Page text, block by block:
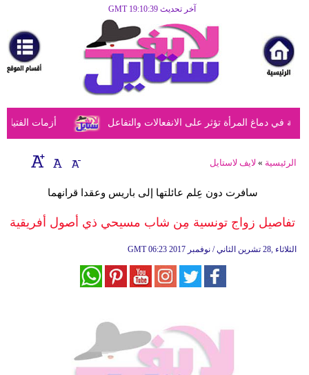
آخر تحديث GMT 19:10:39
مرأة
أزياء
أزياء
إسلامية
صحة
أزمات الفتيات دماغ المرأة تؤثر على الانفعالات والتفاعل
الرئيسية » لايف لاستايل
​سافرت دون عِلم عائلتها إلى باريس وعقدا قرانهما
تفاصيل زواج تونسية مِن شاب مسيحي ذي أصول أفريقية
GMT 06:23 2017 الثلاثاء ,28 تشرين الثاني / نوفمبر